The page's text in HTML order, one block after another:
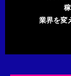
業界を変